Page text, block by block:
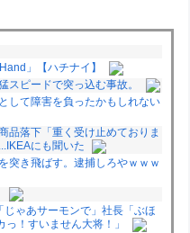
」【ハチナイ】
スピードで突っ込む事故。
して障害を負ったかもしれない
品落下「重く受け止めておりま
にも聞いた
突き飛ばす。逮捕しろやｗｗｗ
ゃあサーモンで」社長「ぶほ
！すいません大将！」